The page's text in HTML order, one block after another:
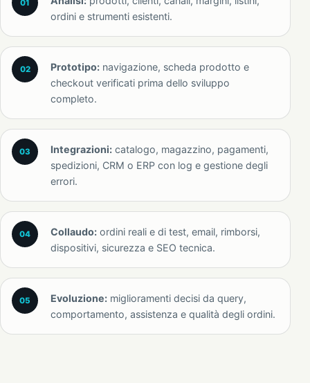
ordini e strumenti esistenti.
Prototipo: navigazione, scheda prodotto e
checkout verificati prima dello sviluppo
completo.
Integrazioni: catalogo, magazzino, pagamenti,
spedizioni, CRM o ERP con log e gestione degli
errori.
Collaudo: ordini reali e di test, email, rimborsi,
dispositivi, sicurezza e SEO tecnica.
Evoluzione: miglioramenti decisi da query,
comportamento, assistenza e qualità degli ordini.